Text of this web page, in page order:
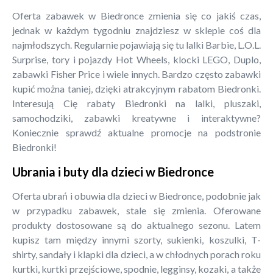
Oferta zabawek w Biedronce zmienia się co jakiś czas,
jednak w każdym tygodniu znajdziesz w sklepie coś dla
najmłodszych. Regularnie pojawiają się tu lalki Barbie, L.O.L.
Surprise, tory i pojazdy Hot Wheels, klocki LEGO, Duplo,
zabawki Fisher Price i wiele innych. Bardzo często zabawki
kupić można taniej, dzięki atrakcyjnym rabatom Biedronki.
Interesują Cię rabaty Biedronki na lalki, pluszaki,
samochodziki, zabawki kreatywne i interaktywne?
Koniecznie sprawdź aktualne promocje na podstronie
Biedronki!
Ubrania i buty dla dzieci w Biedronce
Oferta ubrań i obuwia dla dzieci w Biedronce, podobnie jak
w przypadku zabawek, stale się zmienia. Oferowane
produkty dostosowane są do aktualnego sezonu. Latem
kupisz tam między innymi szorty, sukienki, koszulki, T-
shirty, sandały i klapki dla dzieci, a w chłodnych porach roku
kurtki, kurtki przejściowe, spodnie, legginsy, kozaki, a także